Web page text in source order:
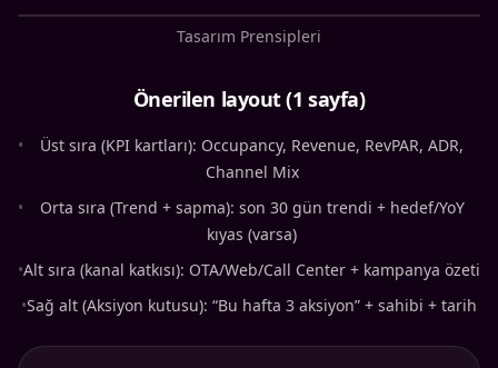
Tasarım Prensipleri
Önerilen layout (1 sayfa)
•
Üst sıra (KPI kartları): Occupancy, Revenue, RevPAR, ADR,
Channel Mix
•
Orta sıra (Trend + sapma): son 30 gün trendi + hedef/YoY
kıyas (varsa)
•Alt sıra (kanal katkısı): OTA/Web/Call Center + kampanya özeti
•Sağ alt (Aksiyon kutusu): “Bu hafta 3 aksiyon” + sahibi + tarih